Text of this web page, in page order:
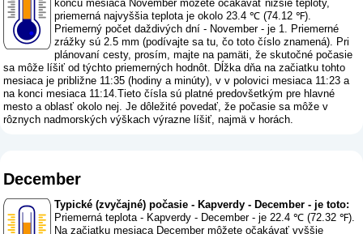
koncu mesiaca November môžete očakávať nižšie teploty,
priemerná najvyššia teplota je okolo 23.4 ℃ (74.12 ℉).
Priemerný počet daždivých dní - November - je 1. Priemerné
zrážky sú 2.5 mm (podívajte sa tu, čo toto číslo znamená). Pri
plánovaní cesty, prosím, majte na pamäti, že skutočné počasie
sa môže líšiť od týchto priemerných hodnôt. Dĺžka dňa na začiatku tohto
mesiaca je približne 11:35 (hodiny a minúty), v v polovici mesiaca 11:23 a
na konci mesiaca 11:14.Tieto čísla sú platné predovšetkým pre hlavné
mesto a oblasť okolo nej. Je dôležité povedať, že počasie sa môže v
rôznych nadmorských výškach výrazne líšiť, najmä v horách.
December
Typické (zvyčajné) počasie - Kapverdy - December - je toto:
Priemerná teplota - Kapverdy - December - je 22.4 ℃ (72.32 ℉).
Na začiatku mesiaca December môžete očakávať vyššie